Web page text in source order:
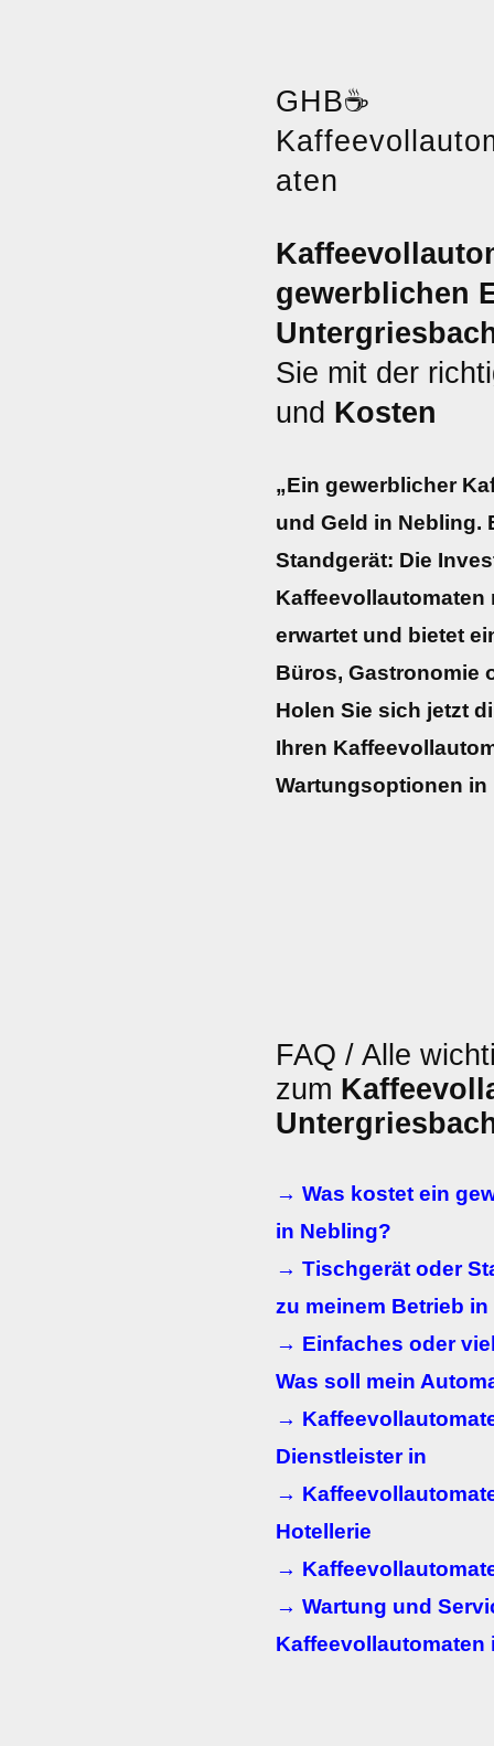
GHB☕
aten
gewerblichen
Sie mit der
und Kosten
„Ein gewerblicher
und Geld in Nebling.
Standgerät: Die
erwartet und bietet
Büros, Gastronomie
Holen Sie sich jetzt
Ihren
Wartungsoptionen in
FAQ / Alle
zum
→ Was kostet ein
in Nebling?
→ Tischgerät oder
zu meinem Betrieb in
→ Einfaches oder
Was soll mein
→
Dienstleister in
→
Hotellerie
→
→ Wartung und